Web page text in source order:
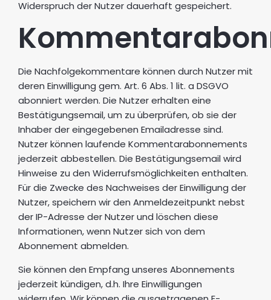
Widerspruch der Nutzer dauerhaft gespeichert.
Die Nachfolgekommentare können durch Nutzer mit
deren Einwilligung gem. Art. 6 Abs. 1 lit. a DSGVO
abonniert werden. Die Nutzer erhalten eine
Bestätigungsemail, um zu überprüfen, ob sie der
Inhaber der eingegebenen Emailadresse sind.
Nutzer können laufende Kommentarabonnements
jederzeit abbestellen. Die Bestätigungsemail wird
Hinweise zu den Widerrufsmöglichkeiten enthalten.
Für die Zwecke des Nachweises der Einwilligung der
Nutzer, speichern wir den Anmeldezeitpunkt nebst
der IP-Adresse der Nutzer und löschen diese
Informationen, wenn Nutzer sich von dem
Abonnement abmelden.
Sie können den Empfang unseres Abonnements
jederzeit kündigen, d.h. Ihre Einwilligungen